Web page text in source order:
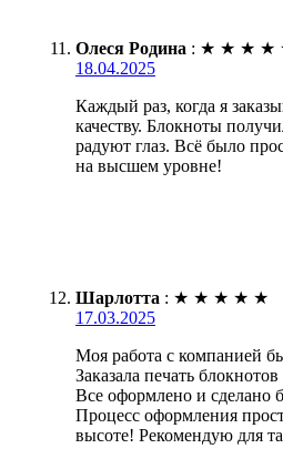
Олеся Родина : ★ ★ ★ ★
18.04.2025
Каждый раз, когда я
качеству. Блокноты
радуют глаз. Всё было
на высшем уровне!
Шарлотта : ★ ★ ★ ★ ★
17.03.2025
Моя работа с компанией
Заказала печать
Все оформлено и сделано
Процесс оформления
высоте! Рекомендую для